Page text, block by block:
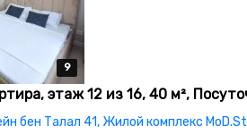
9
9
9
9
9
этаж 12 из 16, 40 м²,
бен Талал 41, Жилой комплекс